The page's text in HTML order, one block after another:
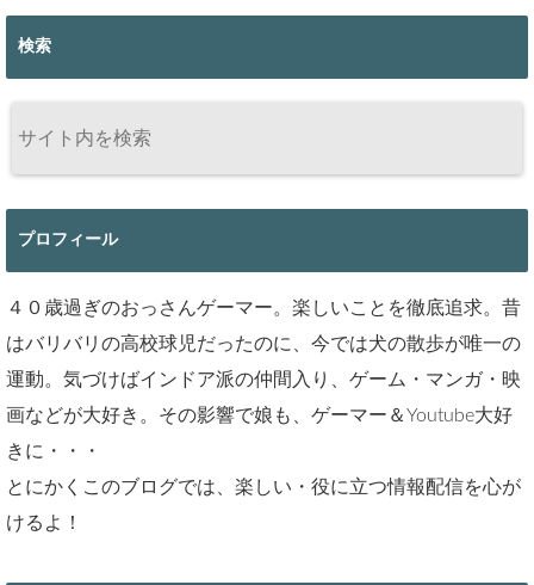
検索
プロフィール
４０歳過ぎのおっさんゲーマー。楽しいことを徹底追求。昔
はバリバリの高校球児だったのに、今では犬の散歩が唯一の
運動。気づけばインドア派の仲間入り、ゲーム・マンガ・映
画などが大好き。その影響で娘も、ゲーマー＆Youtube大好
きに・・・
とにかくこのブログでは、楽しい・役に立つ情報配信を心が
けるよ！